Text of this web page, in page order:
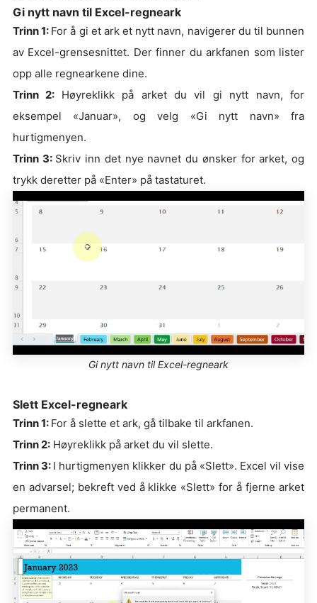
Gi nytt navn til Excel-regneark
Trinn 1: For å gi et ark et nytt navn, navigerer du til bunnen
av Excel-grensesnittet. Der finner du arkfanen som lister
opp alle regnearkene dine.
Trinn 2: Høyreklikk på arket du vil gi nytt navn, for
eksempel «Januar», og velg «Gi nytt navn» fra
hurtigmenyen.
Trinn 3: Skriv inn det nye navnet du ønsker for arket, og
trykk deretter på «Enter» på tastaturet.
Gi nytt navn til Excel-regneark
Slett Excel-regneark
Trinn 1: For å slette et ark, gå tilbake til arkfanen.
Trinn 2: Høyreklikk på arket du vil slette.
Trinn 3: I hurtigmenyen klikker du på «Slett». Excel vil vise
en advarsel; bekreft ved å klikke «Slett» for å fjerne arket
permanent.